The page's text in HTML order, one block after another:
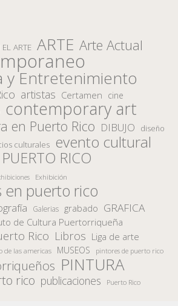
ARTE ARTE Arte Actual
y Entretenimiento
artistas Certamen cine
contemporary art
en Puerto Rico DIBUJO diseño
culturales evento cultural
RICO
Exhibición
en puerto rico
Galerias grabado GRAFICA
de Cultura Puertorriqueña
Rico Libros Liga de arte
de las americas MUSEOS pintores de puerto rico
PINTURA
rico publicaciones Puerto Rico